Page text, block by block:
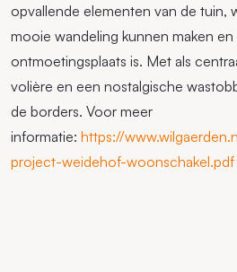
opvallende elementen van de tuin,
mooie wandeling kunnen maken
ontmoetingsplaats is. Met als
volière en een nostalgische
de borders. Voor meer
informatie: https://
project-weidehof-woonschakel.pdf